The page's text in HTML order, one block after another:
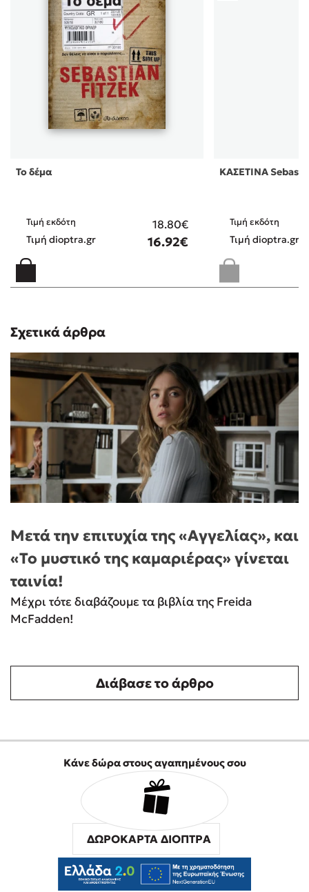
Το δέμα
Τιμή εκδότη 18.80€
Τιμή dioptra.gr 16.92€
ΚΑΣΕΤΙΝΑ
Τιμή εκδότη
Τιμή dioptra.gr
Σχετικά άρθρα
Μετά την επιτυχία της «Αγγελίας», και
«Το μυστικό της καμαριέρας» γίνεται
ταινία!
Μέχρι τότε διαβάζουμε τα βιβλία της Freida
McFadden!
Διάβασε το άρθρο
Κάνε δώρα στους αγαπημένους σου
ΔΩΡΟΚΑΡΤΑ ΔΙΟΠΤΡΑ